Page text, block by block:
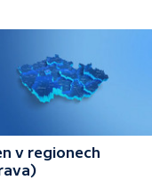
v regionech